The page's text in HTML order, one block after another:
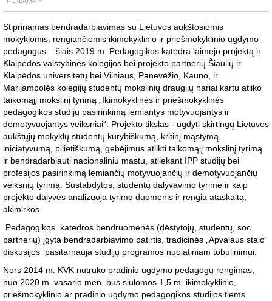
Stiprinamas bendradarbiavimas su Lietuvos aukštosiomis
mokyklomis, rengiančiomis ikimokyklinio ir priešmokyklinio ugdymo
pedagogus – šiais 2019 m. Pedagogikos katedra laimėjo projektą ir
Klaipėdos valstybinės kolegijos bei projekto partnerių Šiaulių ir
Klaipėdos universitetų bei Vilniaus, Panevėžio, Kauno, ir
Marijampolės kolegijų studentų mokslinių draugijų nariai kartu atliko
taikomąjį mokslinį tyrimą „Ikimokyklinės ir priešmokyklinės
pedagogikos studijų pasirinkimą lemiantys motyvuojantys ir
demotyvuojantys veiksniai“. Projekto tikslas - ugdyti skirtingų Lietuvos
aukštųjų mokyklų studentų kūrybiškumą, kritinį mąstymą,
iniciatyvumą, pilietiškumą, gebėjimus atlikti taikomąjį mokslinį tyrimą
ir bendradarbiauti nacionaliniu mastu, atliekant IPP studijų bei
profesijos pasirinkimą lemiančių motyvuojančių ir demotyvuojančių
veiksnių tyrimą. Sustabdytos, studentų dalyvavimo tyrime ir kaip
projekto dalyvės analizuoja tyrimo duomenis ir rengia ataskaitą,
akimirkos.
Pedagogikos katedros bendruomenės (dėstytojų, studentų, soc.
partnerių) įgyta bendradarbiavimo patirtis, tradicinės „Apvalaus stalo“
diskusijos pasitarnauja studijų programos nuolatiniam tobulinimui.
Nors 2014 m. KVK nutrūko pradinio ugdymo pedagogų rengimas,
nuo 2020 m. vasario mėn. bus siūlomos 1,5 m. ikimokyklinio,
priešmokyklinio ar pradinio ugdymo pedagogikos studijos tiems